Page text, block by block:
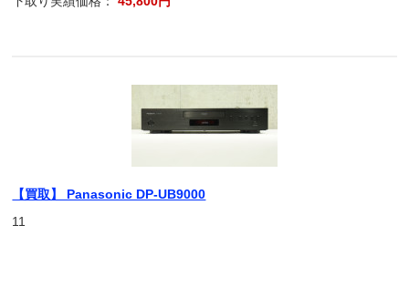
【買取】 Panasonic DP-UB9000
11